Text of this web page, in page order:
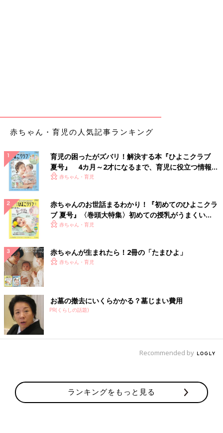
赤ちゃん・育児の人気記事ランキング
育児の困ったがズバリ！解決する本『ひよこクラブ
夏号』 4カ月～2才になるまで、育児に役立つ情報が
いっぱい！
赤ちゃん・育児
赤ちゃんのお世話まるわかり！『初めてのひよこクラ
ブ 夏号』〈巻頭大特集〉初めての授乳がうまくい
く！ おっぱい・ミルクの基本と夏のトラブル 解決テ
赤ちゃん・育児
赤ちゃんが生まれたら！2冊の「たまひよ」
赤ちゃん・育児
お墓の撤去にいくらかかる？墓じまい費用
PR(くらしの話題)
Recommended by
ランキングをもっと見る